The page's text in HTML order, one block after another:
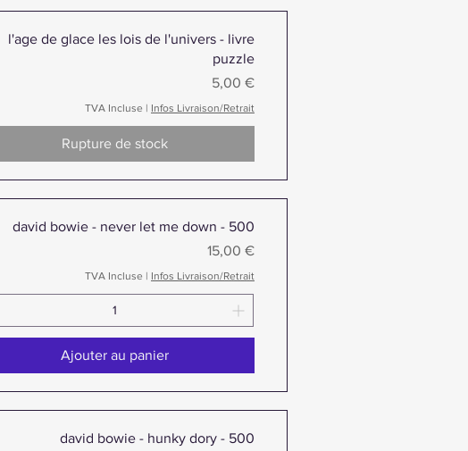
l'age de glace les lois de l'univers - livre
puzzle
Prix
5,00 €
TVA Incluse | Infos Livraison/Retrait
Rupture de stock
david bowie - never let me down - 500
Prix
15,00 €
TVA Incluse | Infos Livraison/Retrait
Ajouter au panier
david bowie - hunky dory - 500